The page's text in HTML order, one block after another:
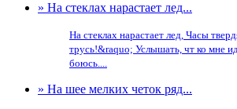
» На стеклах нарастает лед...
На стеклах нарастает лед, Часы
трусь!&raquo; Услышать, чт ко мне
боюсь....
» На шее мелких четок ряд...